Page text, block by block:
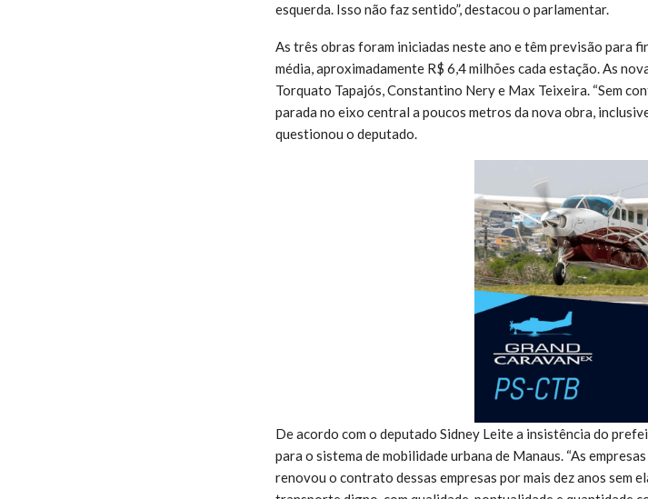
esquerda. Isso não faz sentido”, destacou o parlamentar.
As três obras foram iniciadas neste ano e têm previsão para
média, aproximadamente R$ 6,4 milhões cada estação. As
Torquato Tapajós, Constantino Nery e Max Teixeira. “Sem
parada no eixo central a poucos metros da nova obra,
questionou o deputado.
De acordo com o deputado Sidney Leite a insistência do
para o sistema de mobilidade urbana de Manaus. “As
renovou o contrato dessas empresas por mais dez anos sem